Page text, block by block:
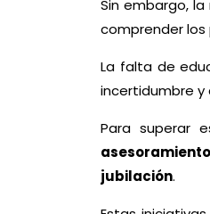
Sin embargo,
comprender los
La falta de
incertidumbre
Para superar
jubilación.